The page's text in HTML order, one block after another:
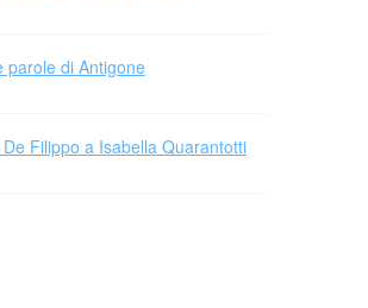
parole di Antigone
Filippo a Isabella Quarantotti